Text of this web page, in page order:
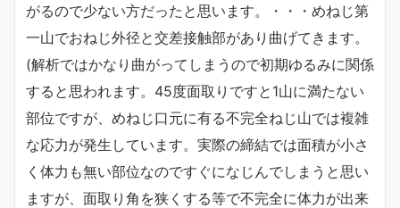
がるので少ない方だったと思います。・・・めねじ第
一山でおねじ外径と交差接触部があり曲げてきます。
(解析ではかなり曲がってしまうので初期ゆるみに関係
すると思われます。45度面取りですと1山に満たない
部位ですが、めねじ口元に有る不完全ねじ山では複雑
な応力が発生しています。実際の締結では面積が小さ
く体力も無い部位なのですぐになじんでしまうと思い
ますが、面取り角を狭くする等で不完全に体力が出来